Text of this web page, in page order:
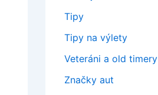
Tipy
Tipy na výlety
Veteráni a old timery
Značky aut